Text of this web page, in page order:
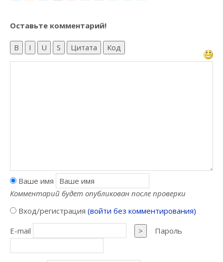
Оставьте комментарий!
B I U S Цитата Код
Ваше имя
Комментарий будет опубликован после проверки
Вход/регистрация (войти без комментирования)
E-mail
> Пароль